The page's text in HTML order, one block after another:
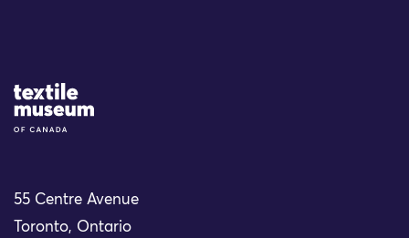
Site Logo
55 Centre Avenue
Toronto, Ontario